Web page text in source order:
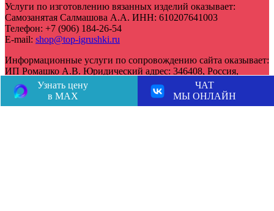
Услуги по изготовлению вязанных изделий оказывает:
Самозанятая Салмашова А.А. ИНН: 610207641003
Телефон: +7 (906) 184-26-54
E-mail: shop@top-igrushki.ru
Информационные услуги по сопровождению сайта оказывает:
ИП Ромашко А.В. Юридический адрес: 346408, Россия,
Новочеркасск ,Украинская 4А, 2
Телефон:
+7 (989) 522-75-04
Узнать цену
в MAX
ЧАТ
МЫ ОНЛАЙН